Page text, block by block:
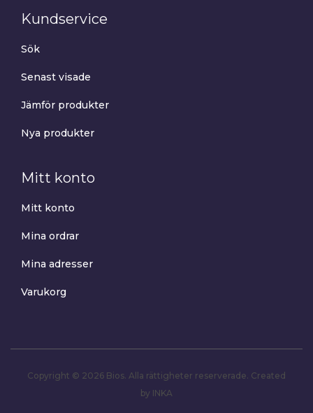
Kundservice
Sök
Senast visade
Jämför produkter
Nya produkter
Mitt konto
Mitt konto
Mina ordrar
Mina adresser
Varukorg
Copyright © 2026 Bios. Alla rättigheter reserverade. Created
by INKA